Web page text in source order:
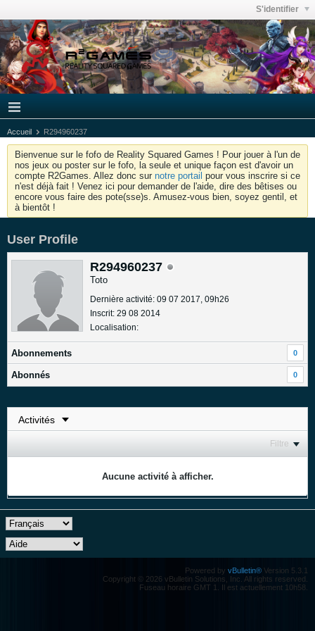
S'identifier
Accueil R294960237
Bienvenue sur le fofo de Reality Squared Games ! Pour jouer à l'un de
nos jeux ou poster sur le fofo, la seule et unique façon est d'avoir un
compte R2Games. Allez donc sur notre portail pour vous inscrire si ce
n'est déjà fait ! Venez ici pour demander de l'aide, dire des bêtises ou
encore vous faire des pote(sse)s. Amusez-vous bien, soyez gentil, et
à bientôt !
User Profile
R294960237
Toto
Dernière activité: 09 07 2017, 09h26
Inscrit: 29 08 2014
Localisation:
Abonnements 0
Abonnés 0
Filtre
Aucune activité à afficher.
Powered by vBulletin® Version 5.3.1
Copyright © 2026 vBulletin Solutions, Inc. All rights reserved.
Fuseau horaire GMT 1. Il est actuellement 10h58.